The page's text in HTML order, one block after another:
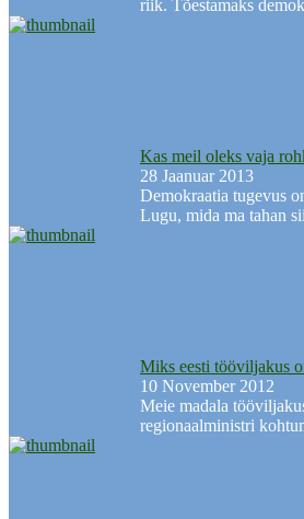
riik. Tõestamaks
Kas meil oleks vaja
28 Jaanuar 2013
Demokraatia tugevus
Lugu, mida ma tahan
Miks eesti tööviljakus
10 November 2012
Meie madala
regionaalministri